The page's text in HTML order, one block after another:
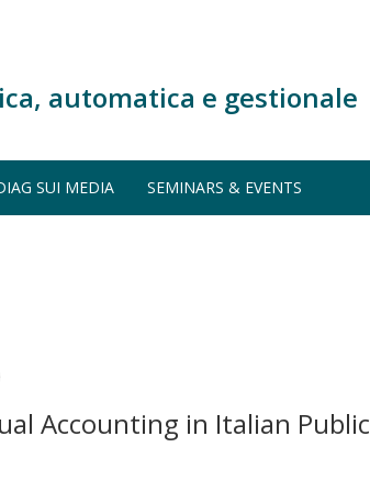
automatica e gestionale
SUI MEDIA SEMINARS & EVENTS
Accounting in Italian Public